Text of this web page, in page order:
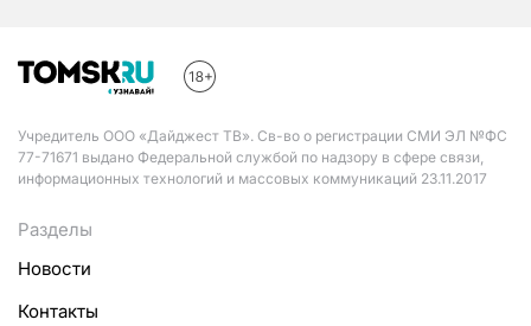
Учредитель ООО «Дайджест ТВ». Св-во о регистрации СМИ ЭЛ №ФС
77-71671 выдано Федеральной службой по надзору в сфере связи,
информационных технологий и массовых коммуникаций 23.11.2017
Разделы
Новости
Контакты